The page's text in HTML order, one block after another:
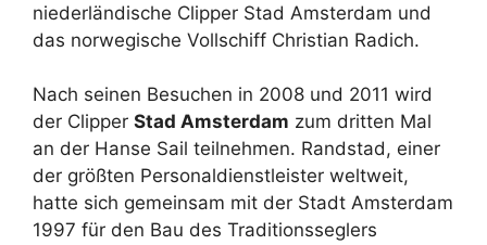
niederländische Clipper Stad Amsterdam und
das norwegische Vollschiff Christian Radich.
Nach seinen Besuchen in 2008 und 2011 wird
der Clipper Stad Amsterdam zum dritten Mal
an der Hanse Sail teilnehmen. Randstad, einer
der größten Personaldienstleister weltweit,
hatte sich gemeinsam mit der Stadt Amsterdam
1997 für den Bau des Traditionsseglers